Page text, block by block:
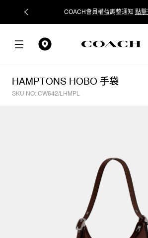
COACH會員權益調整通知 點
HAMPTONS HOBO 手袋
SKU NO: CW642/LHMPL